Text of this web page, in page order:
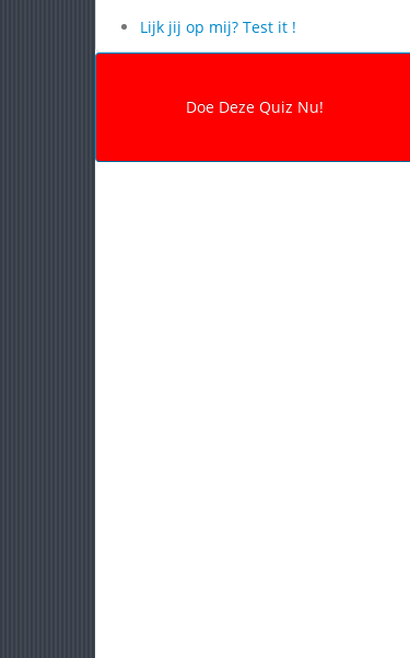
Lijk jij op mij? Test it !